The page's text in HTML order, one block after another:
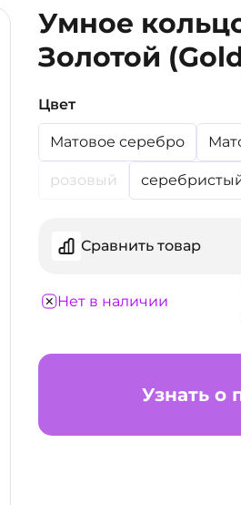
Умное
Золотой
Цвет
Матовое серебро
розовый
Сравнить товар
Нет в наличии
Узнать о